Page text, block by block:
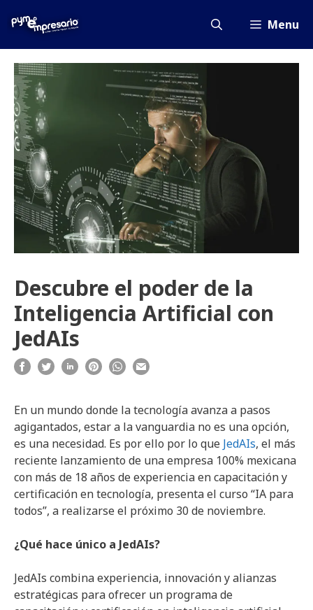
Menu
Descubre el poder de la
Inteligencia Artificial con
JedAIs
En un mundo donde la tecnología avanza a pasos
agigantados, estar a la vanguardia no es una opción,
es una necesidad. Es por ello por lo que JedAIs, el más
reciente lanzamiento de una empresa 100% mexicana
con más de 18 años de experiencia en capacitación y
certificación en tecnología, presenta el curso “IA para
todos”, a realizarse el próximo 30 de noviembre.
¿Qué hace único a JedAIs?
JedAIs combina experiencia, innovación y alianzas
estratégicas para ofrecer un programa de